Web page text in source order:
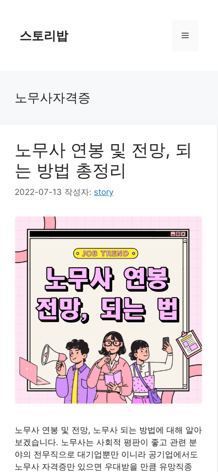
스토리밥 메
노무사자격증
노무사 연봉 및 전망, 되
는 방법 총정리
2022-07-13 작성자: story
노무사 연봉 및 전망, 노무사 되는 방법에 대해 알아
보겠습니다. 노무사는 사회적 평판이 좋고 관련 분
야의 전무직으로 대기업뿐만 이니라 공기업에서도
노무사 자격증만 있으면 우대받을 만큼 유망직종